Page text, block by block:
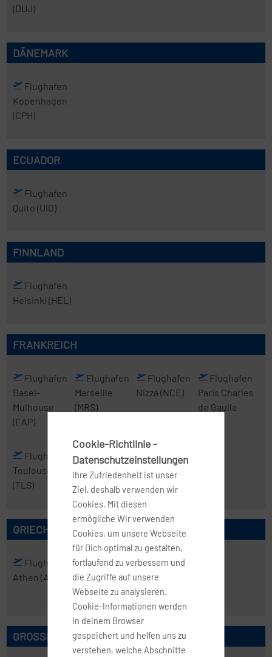
(DUJ)
DÄNEMARK
Flughafen
Kopenhagen
(CPH)
ECUADOR
Flughafen
Quito (UIO)
FINNLAND
Flughafen
Helsinki (HEL)
FRANKREICH
Flughafen
Basel-
Mulhouse
(EAP)
Flughafen
Marseille
(MRS)
Flughafen
Nizza (NCE)
Flughafen
Paris Charles
de Gaulle
Flughafen
Toulouse
(TLS)
GRIECHENLAND
Flughafen
Athen (ATH)
Flughafen
Thessaloniki
(SKG)
GROSSBRITANNIEN
Cookie-Richtlinie -
Datenschutzeinstellungen
Ihre Zufriedenheit ist unser
Ziel, deshalb verwenden wir
Cookies. Mit diesen
ermögliche Wir verwenden
Cookies, um unsere Webseite
für Dich optimal zu gestalten,
fortlaufend zu verbessern und
die Zugriffe auf unsere
Webseite zu analysieren.
Cookie-Informationen werden
in deinem Browser
gespeichert und helfen uns zu
verstehen, welche Abschnitte